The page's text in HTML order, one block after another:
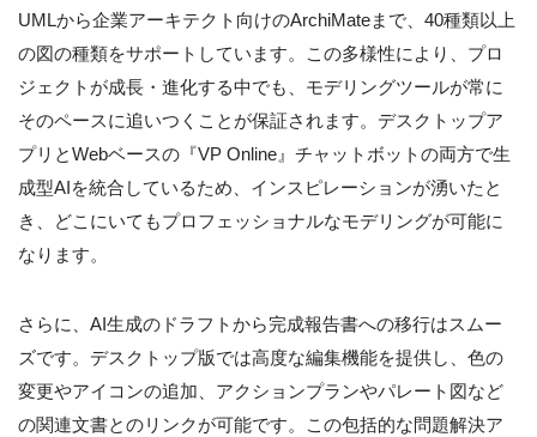
UMLから企業アーキテクト向けのArchiMateまで、40種類以上
の図の種類をサポートしています。この多様性により、プロ
ジェクトが成長・進化する中でも、モデリングツールが常に
そのペースに追いつくことが保証されます。デスクトップア
プリとWebベースの『VP Online』チャットボットの両方で生
成型AIを統合しているため、インスピレーションが湧いたと
き、どこにいてもプロフェッショナルなモデリングが可能に
なります。
さらに、AI生成のドラフトから完成報告書への移行はスムー
ズです。デスクトップ版では高度な編集機能を提供し、色の
変更やアイコンの追加、アクションプランやパレート図など
の関連文書とのリンクが可能です。この包括的な問題解決ア